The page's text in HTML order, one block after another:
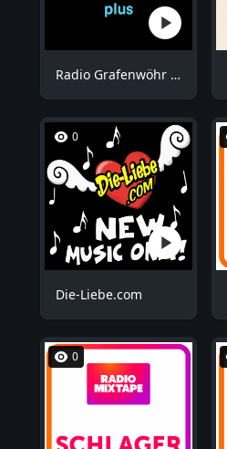
Radio Grafenwöhr - Plus
0
Die-Liebe.com
0